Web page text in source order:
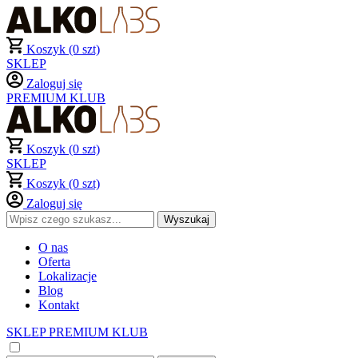
Koszyk (0 szt)
SKLEP
Zaloguj się
PREMIUM KLUB
Koszyk (0 szt)
SKLEP
Koszyk (0 szt)
Zaloguj się
O nas
Oferta
Lokalizacje
Blog
Kontakt
SKLEPPREMIUM KLUB